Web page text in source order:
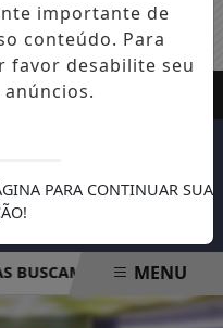
CONSCIENTIZAR
MENU
importante de
conteúdo. Para
favor desabilite seu
PARA CONTINUAR SUA